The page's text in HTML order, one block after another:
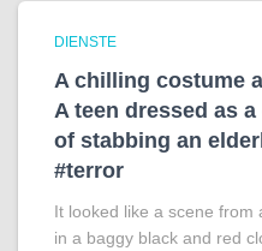
DIENSTE
A chilling costume
A teen dressed as
of stabbing an
#terror
It looked like a scene from
in a baggy black and red